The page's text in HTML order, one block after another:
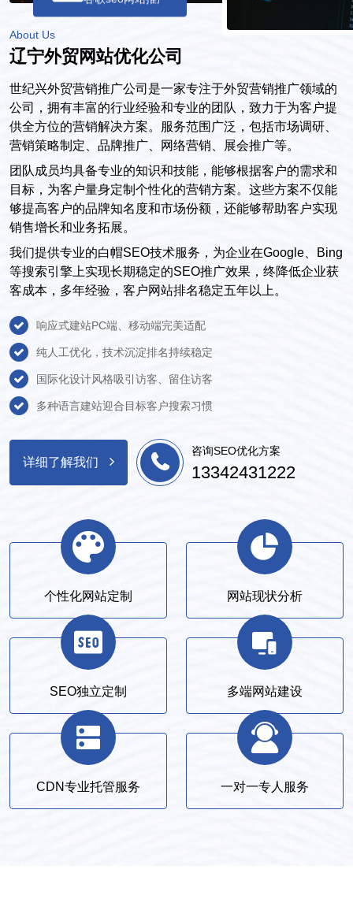
谷歌seo网站推广
About Us
辽宁外贸网站优化公司
世纪兴外贸营销推广公司是一家专注于外贸营销推广领域的
公司，拥有丰富的行业经验和专业的团队，致力于为客户提
供全方位的营销解决方案。服务范围广泛，包括市场调研、
营销策略制定、品牌推广、网络营销、展会推广等。
团队成员均具备专业的知识和技能，能够根据客户的需求和
目标，为客户量身定制个性化的营销方案。这些方案不仅能
够提高客户的品牌知名度和市场份额，还能够帮助客户实现
销售增长和业务拓展。
我们提供专业的白帽SEO技术服务，为企业在Google、Bing
等搜索引擎上实现长期稳定的SEO推广效果，终降低企业获
客成本，多年经验，客户网站排名稳定五年以上。
响应式建站PC端、移动端完美适配
纯人工优化，技术沉淀排名持续稳定
国际化设计风格吸引访客、留住访客
多种语言建站迎合目标客户搜索习惯
详细了解我们
咨询SEO优化方案
13342431222
个性化网站定制 网站现状分析
SEO独立定制 多端网站建设
CDN专业托管服务 一对一专人服务